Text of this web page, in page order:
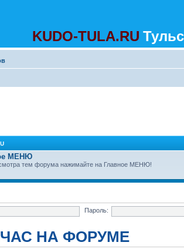
KUDO-TULA.RU
МЕНЮ
тем форума нажимайте на Главное МЕНЮ!
Пароль:
НА ФОРУМЕ